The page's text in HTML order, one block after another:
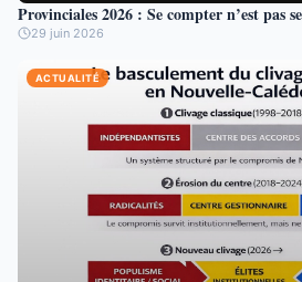
Provinciales 2026 : Se compter n’est pas
29 juin 2026
ACTUALITÉ